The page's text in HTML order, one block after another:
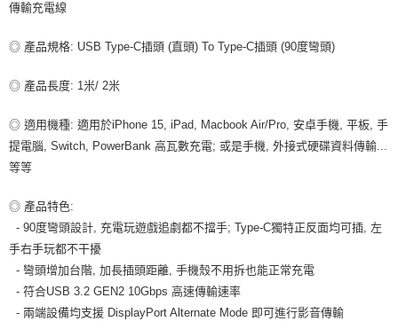
每筆NT$80，滿NT$599(含以上)免運費
付款後7-11取貨
每筆NT$100，滿NT$599(含以上)免運費
傳輸充電線
◎ 產品規格: USB Type-C插頭 (直頭) To Type-C插頭 (90度彎頭)
◎ 產品長度: 1米/ 2米
◎ 適用機種: 適用於iPhone 15, iPad, Macbook Air/Pro, 安卓手機, 平板, 手
提電腦, Switch, PowerBank 高瓦數充電; 或是手機, 外接式硬碟資料傳輸...
等等
◎ 產品特色:
- 90度彎頭設計, 充電玩遊戲追劇都不擋手; Type-C獨特正反面均可插, 左
手右手玩都不干擾
- 彎頭增加台階, 加長插頭距離, 手機殼不用拆也能正常充電
- 符合USB 3.2 GEN2 10Gbps 高速傳輸速率
- 兩端設備均支援 DisplayPort Alternate Mode 即可進行影音傳輸